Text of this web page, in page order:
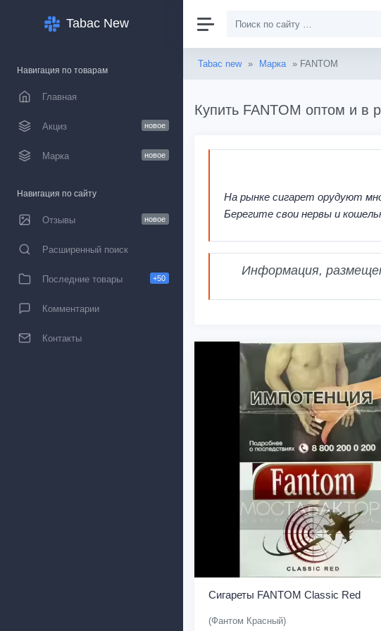
Tabac New
Навигация по товарам
Главная
Акциз новое
Марка новое
Навигация по сайту
Отзывы новое
Расширенный поиск
Последние товары +50
Комментарии
Контакты
Tabac new » Марка » FANTOM
Купить FANTOM оптом и в
На рынке сигарет орудуют
Берегите свои нервы и
Информация,
Сигареты FANTOM Classic Red
(Фантом Красный)